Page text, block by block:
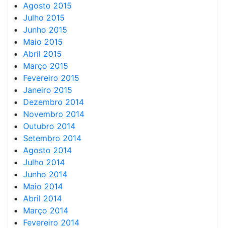
Agosto 2015
Julho 2015
Junho 2015
Maio 2015
Abril 2015
Março 2015
Fevereiro 2015
Janeiro 2015
Dezembro 2014
Novembro 2014
Outubro 2014
Setembro 2014
Agosto 2014
Julho 2014
Junho 2014
Maio 2014
Abril 2014
Março 2014
Fevereiro 2014